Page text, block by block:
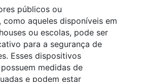
públicos ou
aqueles disponíveis em
ou escolas, pode ser
para a segurança de
Esses dispositivos
medidas de
e podem estar